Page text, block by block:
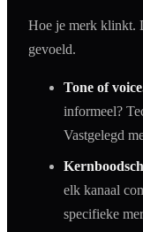
Hoe je merk klinkt.
gevoeld.
Tone of
informeel?
Vastgelegd
elk kanaal
specifieke